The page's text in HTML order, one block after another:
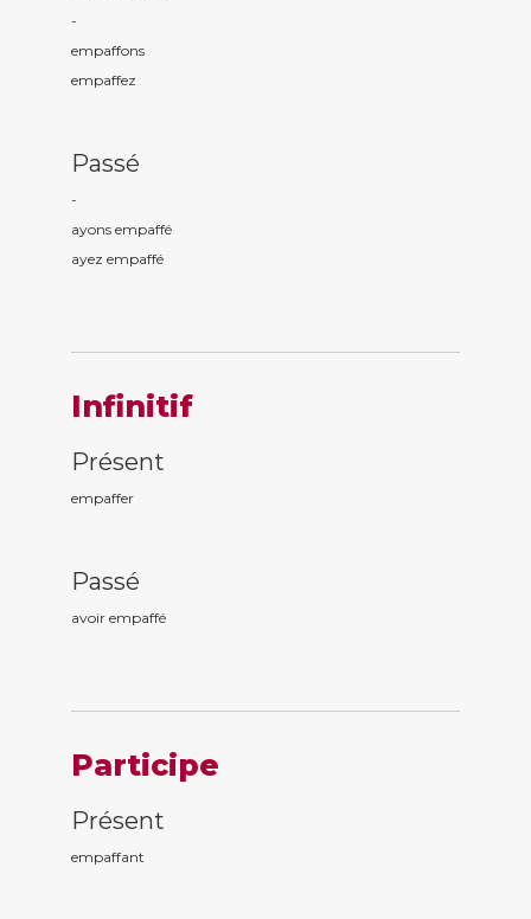
-
empaffons
empaffez
Passé
-
ayons empaffé
ayez empaffé
Infinitif
Présent
empaffer
Passé
avoir empaffé
Participe
Présent
empaffant